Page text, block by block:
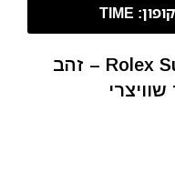
Rolex Submariner Date – 41 mm – זהב